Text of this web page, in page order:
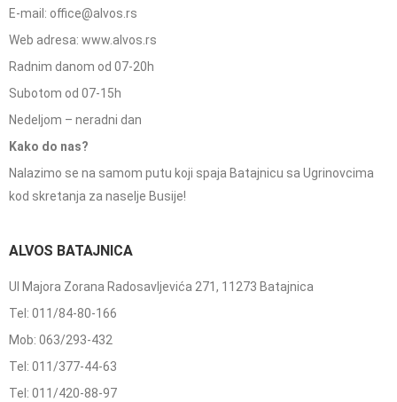
E-mail: office@alvos.rs
Web adresa: www.alvos.rs
Radnim danom od 07-20h
Subotom od 07-15h
Nedeljom – neradni dan
Kako do nas?
Nalazimo se na samom putu koji spaja Batajnicu sa Ugrinovcima
kod skretanja za naselje Busije!
ALVOS BATAJNICA
Ul Majora Zorana Radosavljevića 271, 11273 Batajnica
Tel: 011/84-80-166
Mob: 063/293-432
Tel: 011/377-44-63
Tel: 011/420-88-97